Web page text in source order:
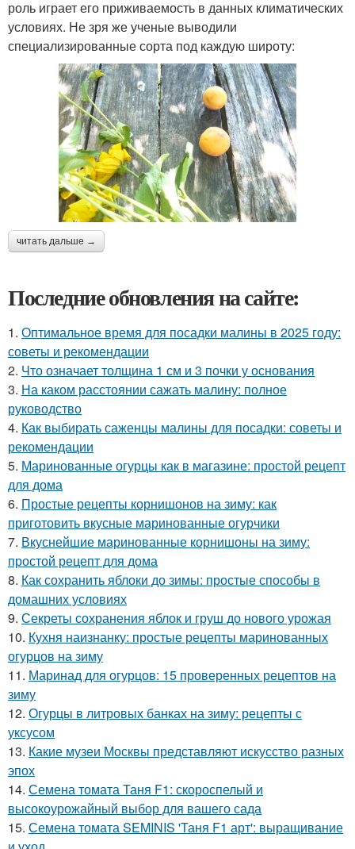
роль играет его приживаемость в данных климатических
условиях. Не зря же ученые выводили
специализированные сорта под каждую широту:
читать дальше →
Последние обновления на сайте:
1. Оптимальное время для посадки малины в 2025 году:
советы и рекомендации
2. Что означает толщина 1 см и 3 почки у основания
3. На каком расстоянии сажать малину: полное
руководство
4. Как выбирать саженцы малины для посадки: советы и
рекомендации
5. Маринованные огурцы как в магазине: простой рецепт
для дома
6. Простые рецепты корнишонов на зиму: как
приготовить вкусные маринованные огурчики
7. Вкуснейшие маринованные корнишоны на зиму:
простой рецепт для дома
8. Как сохранить яблоки до зимы: простые способы в
домашних условиях
9. Секреты сохранения яблок и груш до нового урожая
10. Кухня наизнанку: простые рецепты маринованных
огурцов на зиму
11. Маринад для огурцов: 15 проверенных рецептов на
зиму
12. Огурцы в литровых банках на зиму: рецепты с
уксусом
13. Какие музеи Москвы представляют искусство разных
эпох
14. Семена томата Таня F1: скороспелый и
высокоурожайный выбор для вашего сада
15. Семена томата SEMINIS 'Таня F1 арт': выращивание